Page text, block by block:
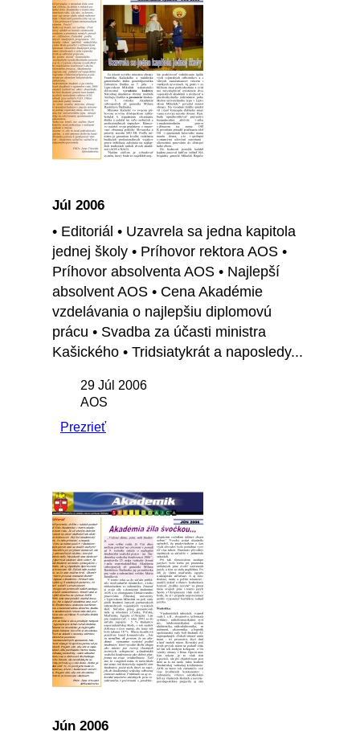
Júl 2006
• Editoriál • Uzavrela sa jedna kapitola
jednej školy • Príhovor rektora AOS •
Príhovor absolventa AOS • Najlepší
absolvent AOS • Cena Akadémie
vzdelávania o najlepšiu diplomovú
prácu • Svadba za účasti ministra
Kašického • Tridsiatykrát a naposledy...
29 Júl 2006
AOS
Prezrieť
Jún 2006